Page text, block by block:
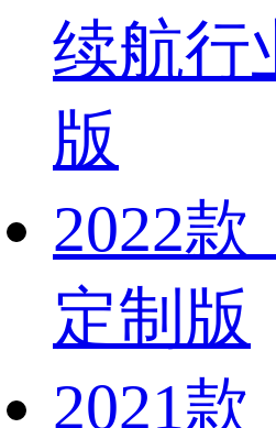
续航行
版
2022
定制版
2021